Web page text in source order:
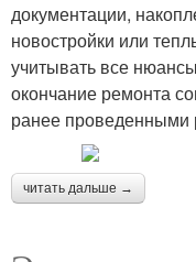
документации,
новостройки или
учитывать все
окончание ремонта
ранее проведенными
читать дальше →